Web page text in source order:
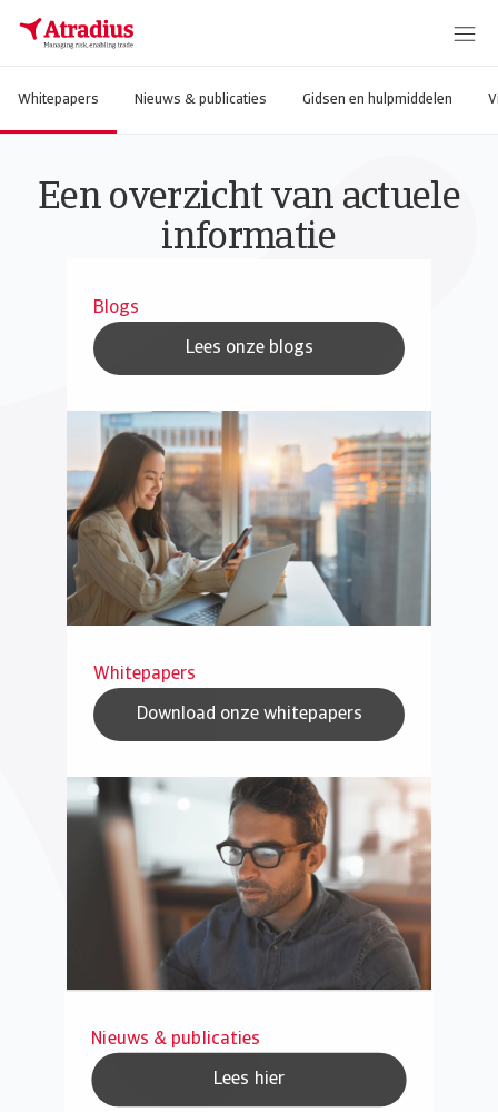
Whitepapers Nieuws & publicaties Gidsen en hulpmiddelen
Een overzicht van actuele
informatie
Blogs
Lees onze blogs
Whitepapers
Download onze whitepapers
Nieuws & publicaties
Lees hier